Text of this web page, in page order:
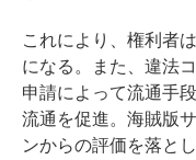
これにより、権利者
になる。また、違法
申請によって流通手
流通を促進。海賊版
ンからの評価を落と